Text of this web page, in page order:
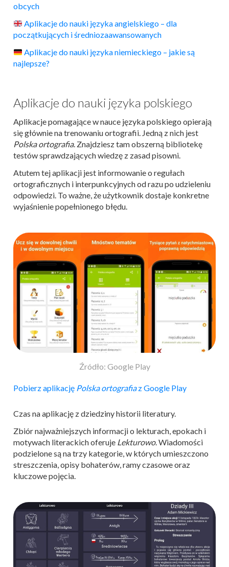
obcych
Aplikacje do nauki języka angielskiego – dla
początkujących i średniozaawansowanych
Aplikacjedo nauki języka niemieckiego – jakie są
najlepsze?
Aplikacje do nauki języka polskiego
Aplikacje pomagające w nauce języka polskiego opierają
się głównie na trenowaniu ortografii. Jedną z nich jest
Polska ortografia. Znajdziesz tam obszerną bibliotekę
testów sprawdzających wiedzę z zasad pisowni.
Atutem tej aplikacji jest informowanie o regułach
ortograficznych i interpunkcyjnych od razu po udzieleniu
odpowiedzi. To ważne, że użytkownik dostaje konkretne
wyjaśnienie popełnionego błędu.
Źródło: Google Play
Pobierz aplikację Polska ortografiaz Google Play
Czas na aplikację z dziedziny historii literatury.
Zbiór najważniejszych informacji o lekturach, epokach i
motywach literackich oferuje Lekturowo. Wiadomości
podzielone są na trzy kategorie, w których umieszczono
streszczenia, opisy bohaterów, ramy czasowe oraz
kluczowe pojęcia.